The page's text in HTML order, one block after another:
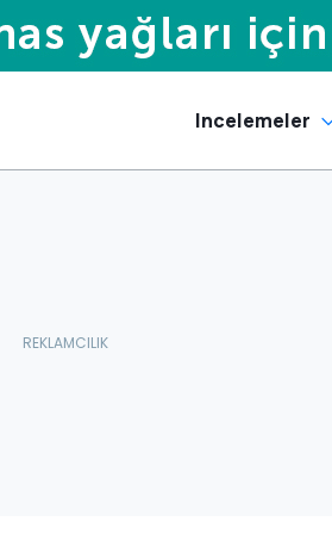
Incelemeler